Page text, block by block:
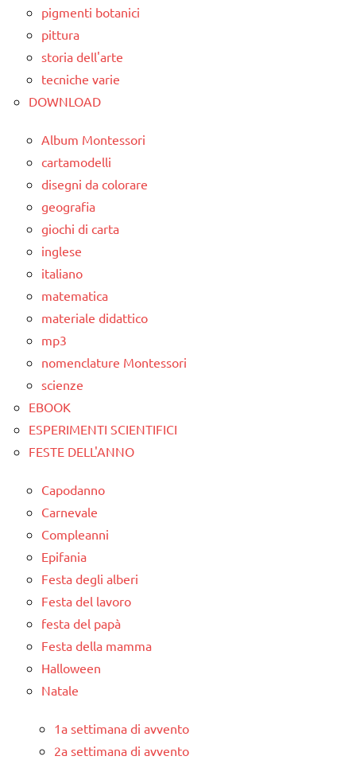
TUTTI GLI
ARTICOLI
classe
classe
4a
classe
LINGUAGGIO
poesie /
grammatica
poesie /
ortografia
filastrocche
TUTTI GLI
PER ETA'
TUTTI GLI
pigmenti botanici
pittura
storia dell'arte
tecniche varie
DOWNLOAD
Album Montessori
cartamodelli
disegni da colorare
geografia
giochi di carta
inglese
italiano
matematica
materiale didattico
mp3
nomenclature Montessori
scienze
EBOOK
ESPERIMENTI SCIENTIFICI
FESTE DELL'ANNO
Capodanno
Carnevale
Compleanni
Epifania
Festa degli alberi
Festa del lavoro
festa del papà
Festa della mamma
Halloween
Natale
1a settimana di avvento
2a settimana di avvento